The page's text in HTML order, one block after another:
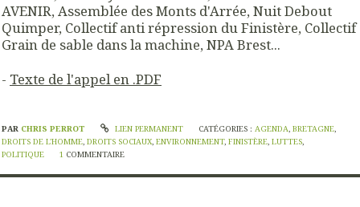
AVENIR, Assemblée des Monts d'Arrée, Nuit Debout
Quimper, Collectif anti répression du Finistère, Collectif
Grain de sable dans la machine, NPA Brest...
- Texte de l'appel en .PDF
PAR CHRIS PERROT LIEN PERMANENT CATÉGORIES : AGENDA ,BRETAGNE
DROITS DE L'HOMME DROITS SOCIAUX ENVIRONNEMENT, FINISTÈRE LUTTES
POLITIQUE
1 COMMENTAIRE